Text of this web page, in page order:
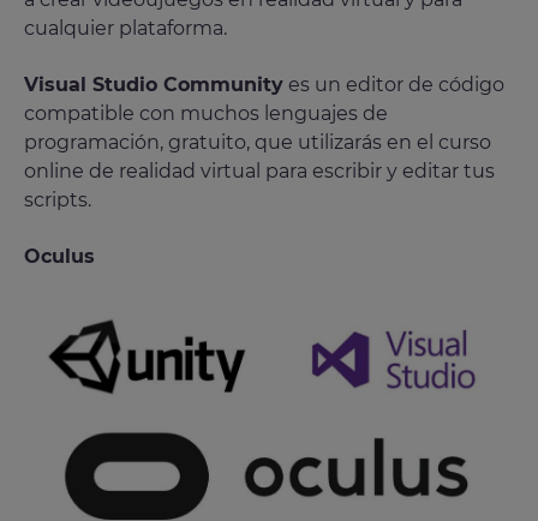
cualquier plataforma.
Visual Studio Community es un editor de código
compatible con muchos lenguajes de
programación, gratuito, que utilizarás en el curso
online de realidad virtual para escribir y editar tus
scripts.
Oculus